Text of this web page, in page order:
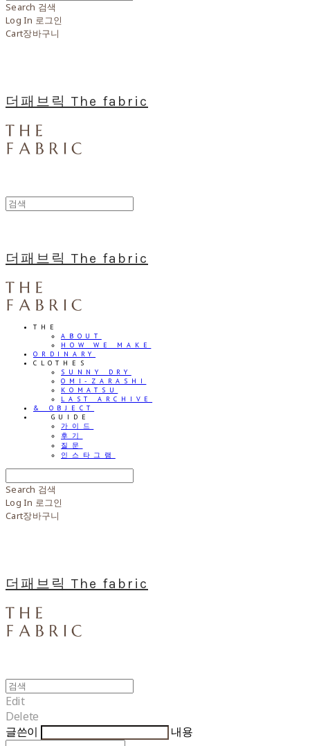
Search 검색
Log In 로그인
Cart장바구니
더패브릭 The fabric
더패브릭 The fabric
THE
ABOUT
HOW WE MAKE
ORDINARY
CLOTHES
SUNNY DRY
OMI-ZARASHI
KOMATSU
LAST ARCHIVE
& OBJECT
⠀⠀GUIDE
가이드
후기
질문
인스타그램
Search 검색
Log In 로그인
Cart장바구니
더패브릭 The fabric
Edit
Delete
글쓴이
내용